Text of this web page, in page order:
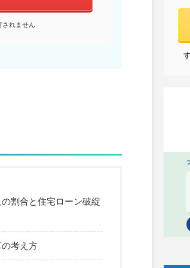
れません
割合と住宅ローン破綻
考え方